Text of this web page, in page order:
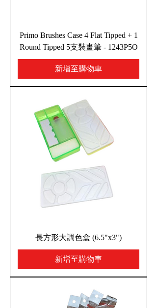
Primo Brushes Case 4 Flat Tipped + 1
Round Tipped 5支裝畫筆 - 1243P5O
新增至購物車
長方形大調色盒 (6.5"x3")
新增至購物車